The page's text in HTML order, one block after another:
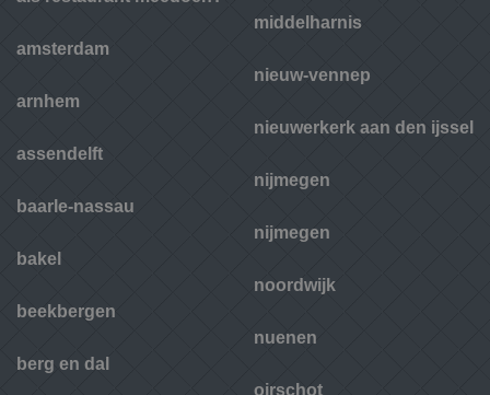
amsterdam
arnhem
assendelft
baarle-nassau
bakel
beekbergen
berg en dal
middelharnis
nieuw-vennep
nieuwerkerk aan den ijssel
nijmegen
nijmegen
noordwijk
nuenen
oirschot